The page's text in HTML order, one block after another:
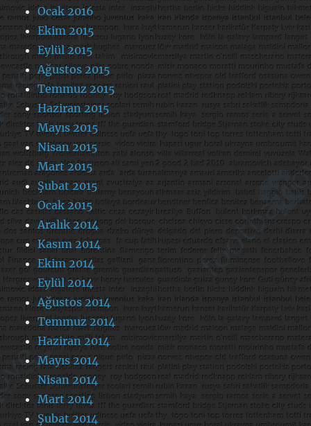
Ocak 2016
Ekim 2015
Eylül 2015
Ağustos 2015
Temmuz 2015
Haziran 2015
Mayıs 2015
Nisan 2015
Mart 2015
Şubat 2015
Ocak 2015
Aralık 2014
Kasım 2014
Ekim 2014
Eylül 2014
Ağustos 2014
Temmuz 2014
Haziran 2014
Mayıs 2014
Nisan 2014
Mart 2014
Şubat 2014